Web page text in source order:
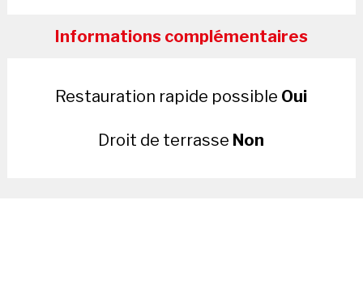
Informations complémentaires
Restauration rapide possible Oui
Droit de terrasse Non